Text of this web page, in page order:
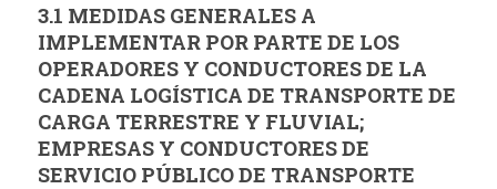
3.1 MEDIDAS GENERALES A
IMPLEMENTAR POR PARTE DE LOS
OPERADORES Y CONDUCTORES DE LA
CADENA LOGÍSTICA DE TRANSPORTE DE
CARGA TERRESTRE Y FLUVIAL;
EMPRESAS Y CONDUCTORES DE
SERVICIO PÚBLICO DE TRANSPORTE